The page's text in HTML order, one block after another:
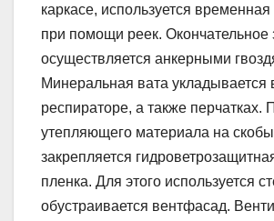
каркасе, используется
при помощи реек. Окончательное
осуществляется анкерными
Минеральная вата укладывается
респираторе, а также перчатках.
утепляющего материала на скобы
закрепляется
пленка. Для этого используется
обустраивается вентфасад.